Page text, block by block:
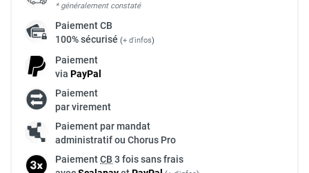
* généralement constaté
PaiementCB
100% sécurisé (+ d'infos)
Paiement
via PayPal
Paiement
par virement
Paiement par mandat
administratif ou Chorus Pro
PaiementCB 3 fois sans frais